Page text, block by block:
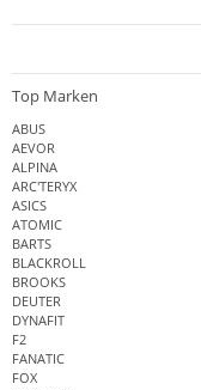
Top Marken
ABUS
AEVOR
ALPINA
ARC'TERYX
ASICS
ATOMIC
BARTS
BLACKROLL
BROOKS
DEUTER
DYNAFIT
F2
FANATIC
FOX